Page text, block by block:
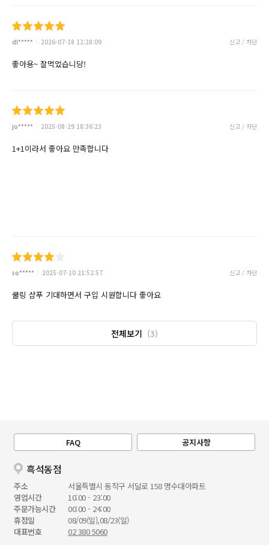
dl***** 2026-07-18 12:28:09 신고 / 차단
좋아용~ 잘먹었습니당!
jo***** 2025-08-29 18:36:23 신고 / 차단
1+1이라서 좋아요 만족합니다
so***** 2025-07-10 21:52:57 신고 / 차단
쿨링 샴푸 기대하면서 구입 시원합니다 좋아요
전체보기 (3)
FAQ 공지사항
흑석동점
주소
서울특별시 동작구 서달로 158 명수대아파트
영업시간
10:00 - 23:00
주문가능시간
00:00 - 24:00
휴점일
08/09(일),08/23(일)
대표번호
02 380 5060